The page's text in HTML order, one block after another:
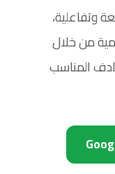
وتفاعلية،
من خلال
المناسب